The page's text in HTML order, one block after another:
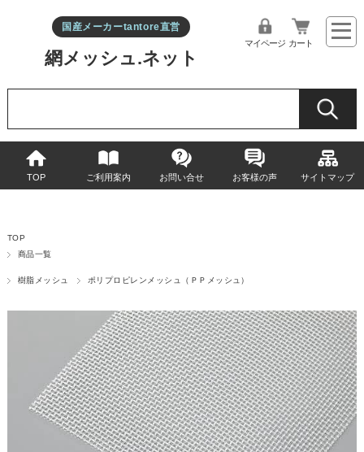
網メッシュ.ネット
国産メーカーtantore直営
マイページ カート
TOP ご利用案内 お問い合せ お客様の声 サイトマップ
TOP
商品一覧
樹脂メッシュ ポリプロピレンメッシュ（ＰＰメッシュ）